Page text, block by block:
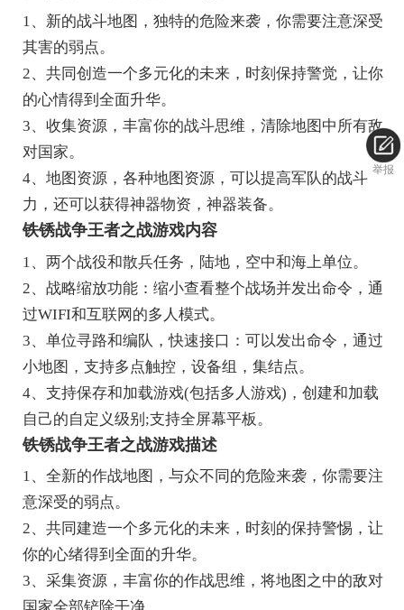
1、新的战斗地图，独特的危险来袭，你需要注意深受
其害的弱点。
2、共同创造一个多元化的未来，时刻保持警觉，让你
的心情得到全面升华。
3、收集资源，丰富你的战斗思维，清除地图中所有敌
对国家。
4、地图资源，各种地图资源，可以提高军队的战斗
力，还可以获得神器物资，神器装备。
铁锈战争王者之战游戏内容
1、两个战役和散兵任务，陆地，空中和海上单位。
2、战略缩放功能：缩小查看整个战场并发出命令，通
过WIFI和互联网的多人模式。
3、单位寻路和编队，快速接口：可以发出命令，通过
小地图，支持多点触控，设备组，集结点。
4、支持保存和加载游戏(包括多人游戏)，创建和加载
自己的自定义级别;支持全屏幕平板。
铁锈战争王者之战游戏描述
1、全新的作战地图，与众不同的危险来袭，你需要注
意深受的弱点。
2、共同建造一个多元化的未来，时刻的保持警惕，让
你的心绪得到全面的升华。
3、采集资源，丰富你的作战思维，将地图之中的敌对
举报